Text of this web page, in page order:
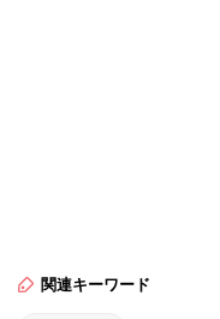
関連キーワード